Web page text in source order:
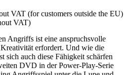
VAT (for customers outside the EU)
VAT)
Angriffs ist eine anspruchsvolle
erfordert. Und wie die
sich auch diese Fähigkeit schärfen
DVD in der Power-Play-Serie